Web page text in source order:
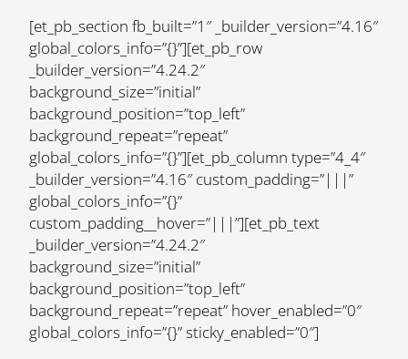
[et_pb_section fb_built=”1″ _builder_version=”4.16″
global_colors_info=”{}”][et_pb_row
_builder_version=”4.24.2″
background_size=”initial”
background_position=”top_left”
background_repeat=”repeat”
global_colors_info=”{}”][et_pb_column type=”4_4″
_builder_version=”4.16″ custom_padding=”|||”
global_colors_info=”{}”
custom_padding__hover=”|||”][et_pb_text
_builder_version=”4.24.2″
background_size=”initial”
background_position=”top_left”
background_repeat=”repeat” hover_enabled=”0″
global_colors_info=”{}” sticky_enabled=”0″]